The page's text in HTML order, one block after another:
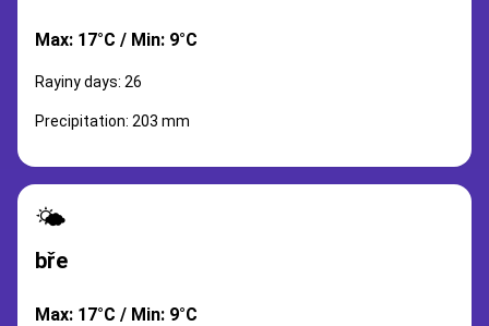
Max: 17°C / Min: 9°C
Rayiny days: 26
Precipitation: 203 mm
🌤️
bře
Max: 17°C / Min: 9°C